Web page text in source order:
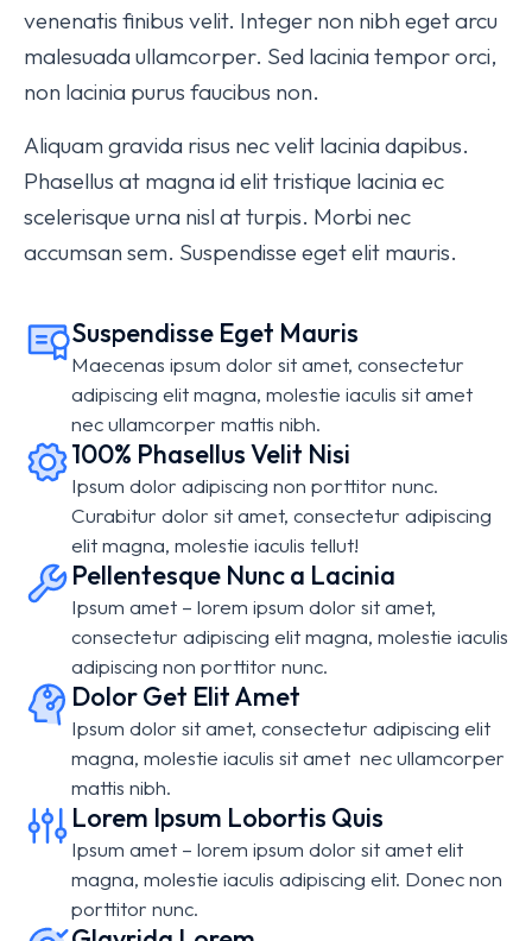
venenatis finibus velit. Integer non nibh eget arcu
malesuada ullamcorper. Sed lacinia tempor orci,
non lacinia purus faucibus non.
Aliquam gravida risus nec velit lacinia dapibus.
Phasellus at magna id elit tristique lacinia ec
scelerisque urna nisl at turpis. Morbi nec
accumsan sem. Suspendisse eget elit mauris.
Suspendisse Eget Mauris
Maecenas ipsum dolor sit amet, consectetur
adipiscing elit magna, molestie iaculis sit amet
nec ullamcorper mattis nibh.
100% Phasellus Velit Nisi
Ipsum dolor adipiscing non porttitor nunc.
Curabitur dolor sit amet, consectetur adipiscing
elit magna, molestie iaculis tellut!
Pellentesque Nunc a Lacinia
Ipsum amet – lorem ipsum dolor sit amet,
consectetur adipiscing elit magna, molestie iaculis
adipiscing non porttitor nunc.
Dolor Get Elit Amet
Ipsum dolor sit amet, consectetur adipiscing elit
magna, molestie iaculis sit amet nec ullamcorper
mattis nibh.
Lorem Ipsum Lobortis Quis
Ipsum amet – lorem ipsum dolor sit amet elit
magna, molestie iaculis adipiscing elit. Donec non
porttitor nunc.